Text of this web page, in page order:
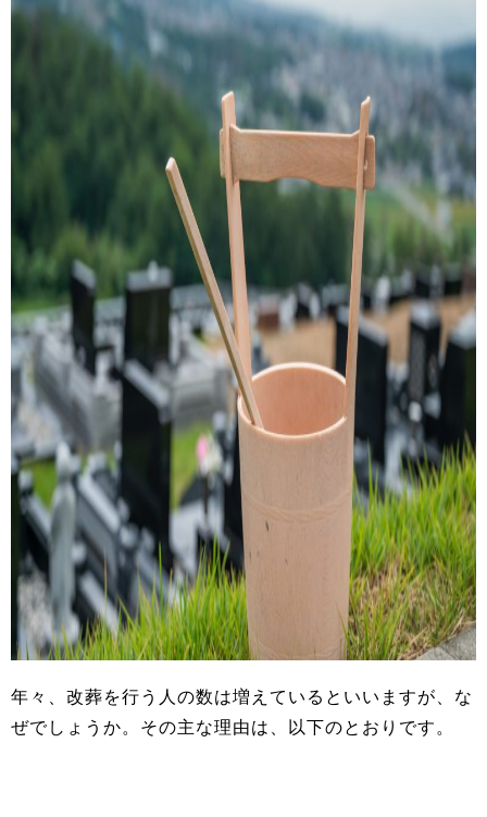
年々、改葬を行う人の数は増えているといいますが、な
ぜでしょうか。その主な理由は、以下のとおりです。